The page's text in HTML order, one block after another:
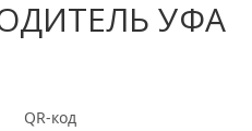
УФА
QR-код